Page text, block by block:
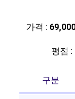
가격 :
평점
구분